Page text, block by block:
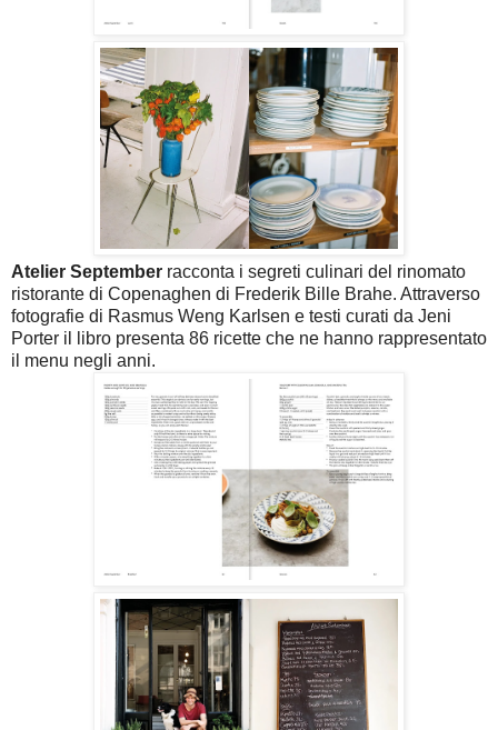
Atelier September racconta i segreti culinari del rinomato
ristorante di Copenaghen di Frederik Bille Brahe. Attraverso
fotografie di Rasmus Weng Karlsen e testi curati da Jeni
Porter il libro presenta 86 ricette che ne hanno rappresentato
il menu negli anni.